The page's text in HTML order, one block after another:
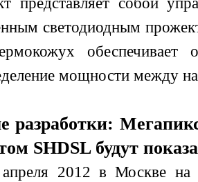
светодиодным
обеспечивает
мощности между
разработки:
SHDSL будут
2012 в Москве на